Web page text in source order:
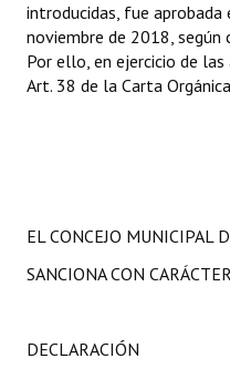
introducidas, fue
noviembre de 2018,
Por ello, en ejercicio de
Art. 38 de la Carta
EL CONCEJO MUNICIPAL
SANCIONA CON
DECLARACIÓN